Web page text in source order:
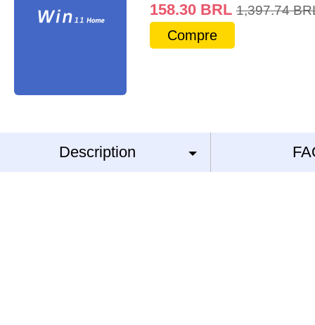
158.30 BRL 1,397.74
Compre
Description